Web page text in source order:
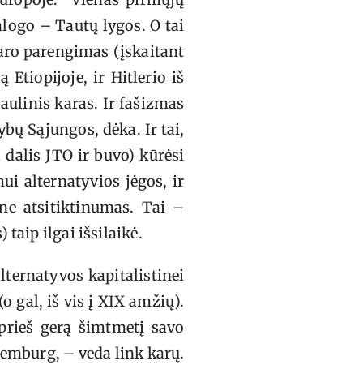
– Tautų lygos. O tai
parengimas (įskaitant
Etiopijoje, ir Hitlerio iš
karas. Ir fašizmas
Sąjungos, dėka. Ir tai,
JTO ir buvo) kūrėsi
alternatyvios jėgos, ir
atsitiktinumas. Tai –
taip ilgai išsilaikė.
kapitalistinei
gal, iš vis į XIX amžių).
gerą šimtmetį savo
– veda link karų.